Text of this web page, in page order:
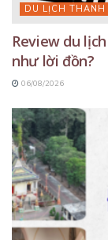
DU LỊCH THANH
Review du
như lời đồn?
06/08/2026